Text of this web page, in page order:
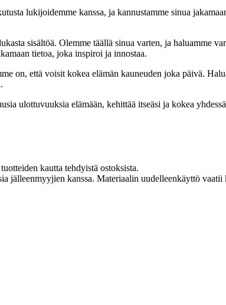
lukijoidemme kanssa, ja kannustamme sinua
sisältöä. Olemme täällä sinua varten, ja haluamme
tietoa, joka inspiroi ja innostaa.
on, että voisit kokea elämän kauneuden joka päivä.
ulottuvuuksia elämään, kehittää itseäsi ja kokea
kautta tehdyistä ostoksista.
jälleenmyyjien kanssa. Materiaalin uudelleenkäyttö